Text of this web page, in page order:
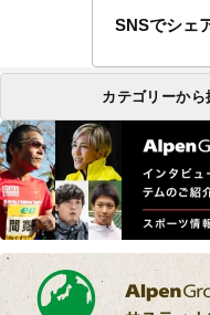
SNSでシェ
カテゴリーから